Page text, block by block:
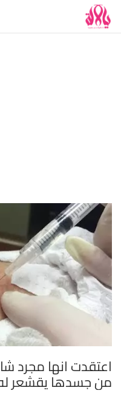
اعتقدت انها مجرد
من جسدها يقشعر له